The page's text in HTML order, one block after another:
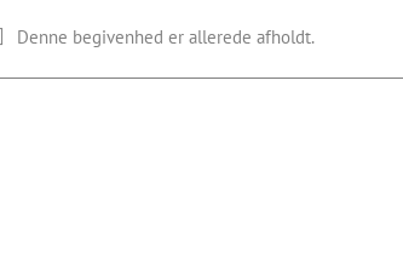
Denne begivenhed er allerede afholdt.